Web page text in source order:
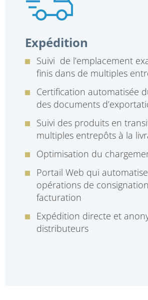
Expédition
Suivi de l’emplacement
finis dans de multiples
Certification automatisée
des documents
Suivi des produits en
multiples entrepôts à la
Optimisation du
Portail Web qui
opérations de
facturation
Expédition directe et
distributeurs